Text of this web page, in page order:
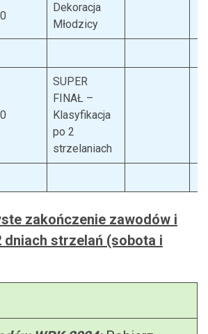
Dekoracja
Młodzicy
SUPER
FINAŁ –
Klasyfikacja
po 2
strzelaniach
zakończenie zawodów i
dniach strzelań (sobota i